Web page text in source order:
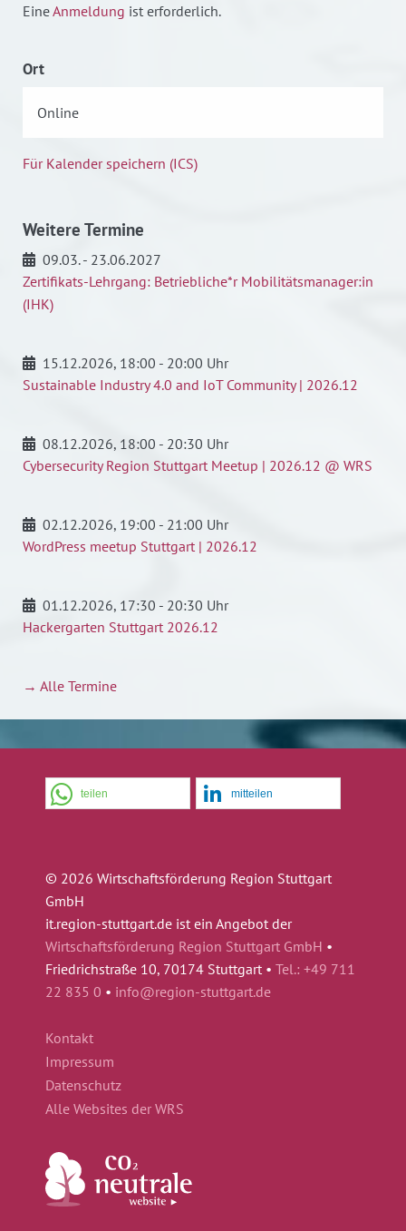
EineAnmeldung ist erforderlich.
Ort
Online
Für Kalender speichern (ICS)
Weitere Termine
09.03. - 23.06.2027
Zertifikats-Lehrgang: Betriebliche*r Mobilitätsmanager:in
(IHK)
15.12.2026, 18:00 - 20:00 Uhr
Sustainable Industry 4.0 and IoT Community | 2026.12
08.12.2026, 18:00 - 20:30 Uhr
Cybersecurity Region Stuttgart Meetup | 2026.12 @ WRS
02.12.2026, 19:00 - 21:00 Uhr
WordPress meetup Stuttgart | 2026.12
01.12.2026, 17:30 - 20:30 Uhr
Hackergarten Stuttgart 2026.12
→ Alle Termine
teilen mitteilen
© 2026 Wirtschaftsförderung Region Stuttgart
GmbH
it.region-stuttgart.de ist ein Angebot der
Wirtschaftsförderung Region Stuttgart GmbH •
Friedrichstraße 10, 70174 Stuttgart • Tel.: +49 711
22 835 0 • info@region-stuttgart.de
Kontakt
Impressum
Datenschutz
Alle Websites der WRS